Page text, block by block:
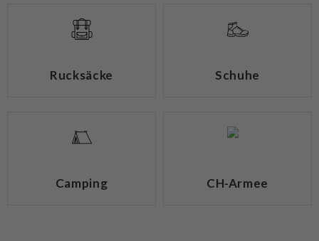
Rucksäcke Schuhe
Camping CH-Armee